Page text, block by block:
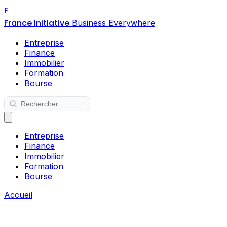
F
France Initiative Business Everywhere
Entreprise
Finance
Immobilier
Formation
Bourse
Entreprise
Finance
Immobilier
Formation
Bourse
Accueil